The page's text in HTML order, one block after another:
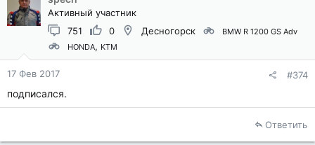
Активный участник
751
0 Десногорск
BMW R 1200 GS Adv
HONDA
KTM
17 Фев 2017 #374
подписался.
Ответить